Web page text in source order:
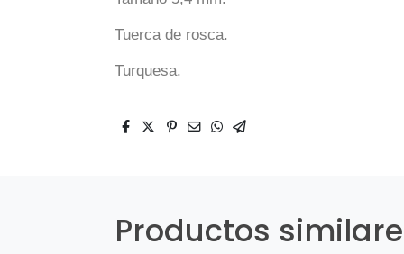
Tuerca de rosca.
Turquesa.
Productos